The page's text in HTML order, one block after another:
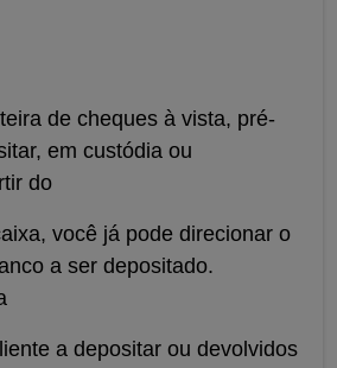
de cheques à vista, pré-
em custódia ou
do
você já pode direcionar o
a ser depositado.
a depositar ou devolvidos